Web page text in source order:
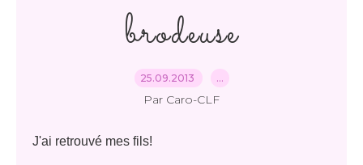
brodeuse
25.09.2013 …
Par Caro-CLF
J'ai retrouvé mes fils!